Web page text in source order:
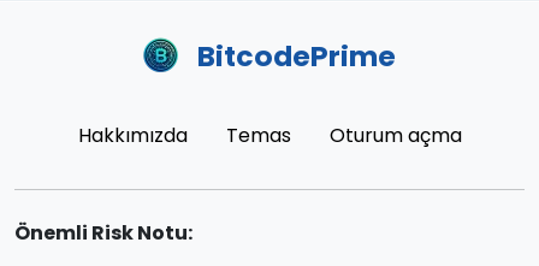
BitcodePrime
Hakkımızda Temas Oturum açma
Önemli Risk Notu: